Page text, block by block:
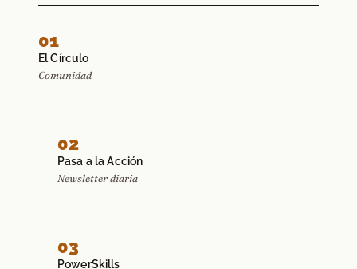
01
El Círculo
Comunidad
02
Pasa a la Acción
Newsletter diaria
03
PowerSkills